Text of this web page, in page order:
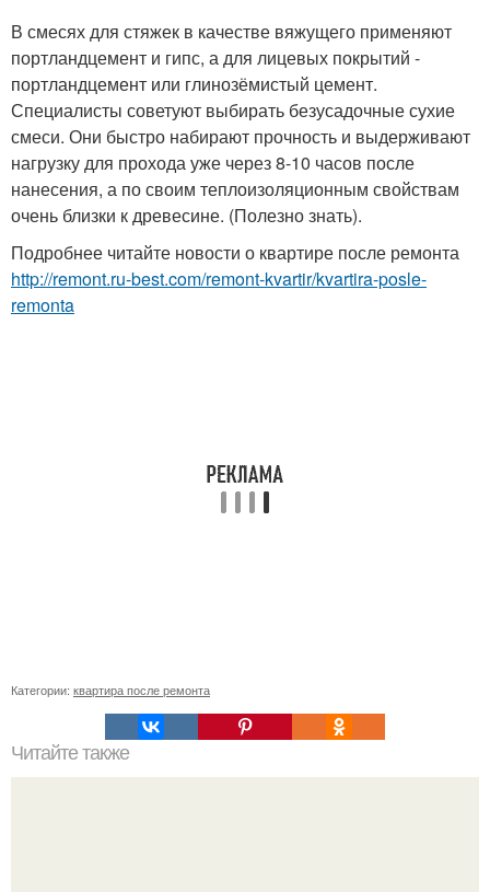
В смесях для стяжек в качестве вяжущего применяют
портландцемент и гипс, а для лицевых покрытий -
портландцемент или глинозёмистый цемент.
Специалисты советуют выбирать безусадочные сухие
смеси. Они быстро набирают прочность и выдерживают
нагрузку для прохода уже через 8-10 часов после
нанесения, а по своим теплоизоляционным свойствам
очень близки к древесине. (Полезно знать).
Подробнее читайте новости о квартире после ремонта
http://remont.ru-best.com/remont-kvartir/kvartira-posle-
remonta
Категории: квартира после ремонта
Читайте также